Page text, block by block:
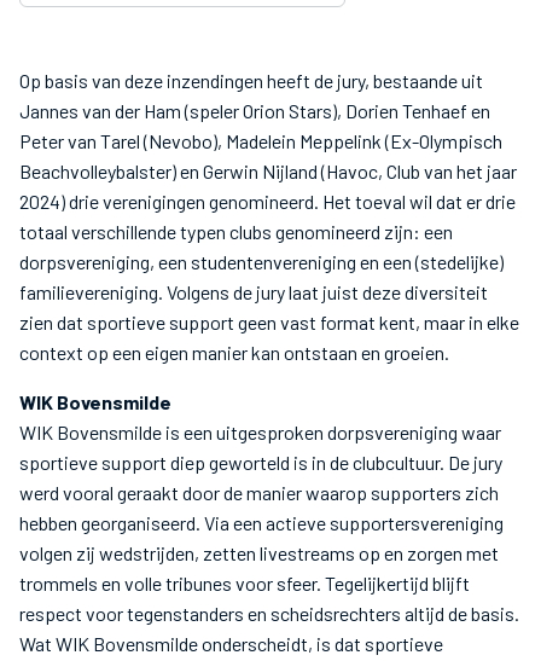
Op basis van deze inzendingen heeft de jury, bestaande uit
Jannes van der Ham (speler Orion Stars), Dorien Tenhaef en
Peter van Tarel (Nevobo), Madelein Meppelink (Ex-Olympisch
Beachvolleybalster) en Gerwin Nijland (Havoc, Club van het jaar
2024) drie verenigingen genomineerd. Het toeval wil dat er drie
totaal verschillende typen clubs genomineerd zijn: een
dorpsvereniging, een studentenvereniging en een (stedelijke)
familievereniging. Volgens de jury laat juist deze diversiteit
zien dat sportieve support geen vast format kent, maar in elke
context op een eigen manier kan ontstaan en groeien.
WIK Bovensmilde
WIK Bovensmilde is een uitgesproken dorpsvereniging waar
sportieve support diep geworteld is in de clubcultuur. De jury
werd vooral geraakt door de manier waarop supporters zich
hebben georganiseerd. Via een actieve supportersvereniging
volgen zij wedstrijden, zetten livestreams op en zorgen met
trommels en volle tribunes voor sfeer. Tegelijkertijd blijft
respect voor tegenstanders en scheidsrechters altijd de basis.
Wat WIK Bovensmilde onderscheidt, is dat sportieve